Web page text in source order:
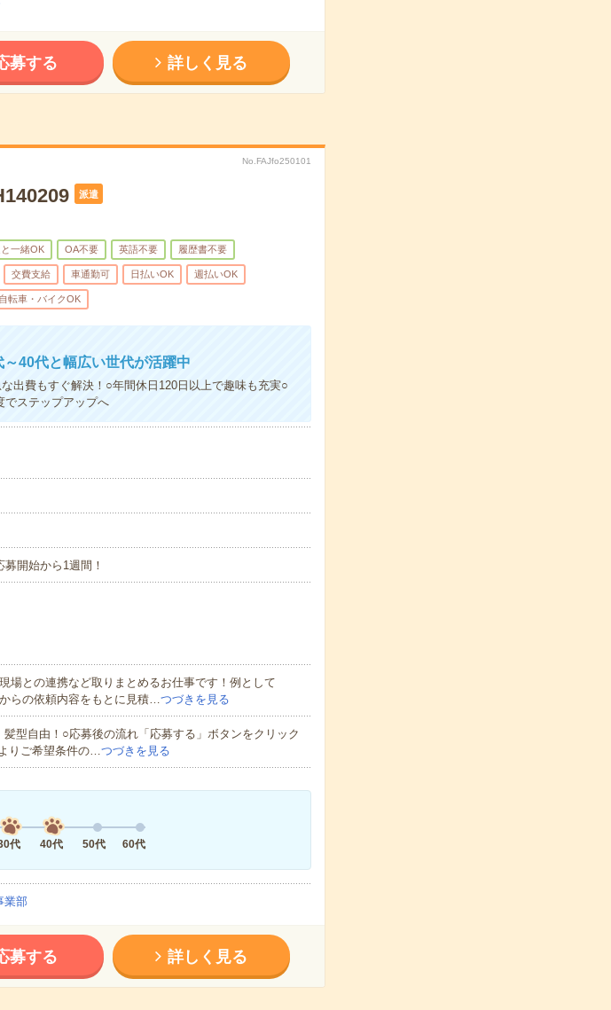
募する 詳しく見る
No.FAJfo250101
派遣
一緒OK OA不要 英語不要 履歴書不要
交費支給 車通勤可 日払いOK 週払いOK
自転車・バイクOK
40代と幅広い世代が活躍中
出費もすぐ解決！○年間休日120日以上で趣味も充実○
でステップアップへ
開始から1週間！
場との連携など取りまとめるお仕事です！例として
らの依頼内容をもとに見積…つづきを見る
型自由！○応募後の流れ「応募する」ボタンをクリック
りご希望条件の…つづきを見る
代 40代 50代 60代
業部
募する 詳しく見る